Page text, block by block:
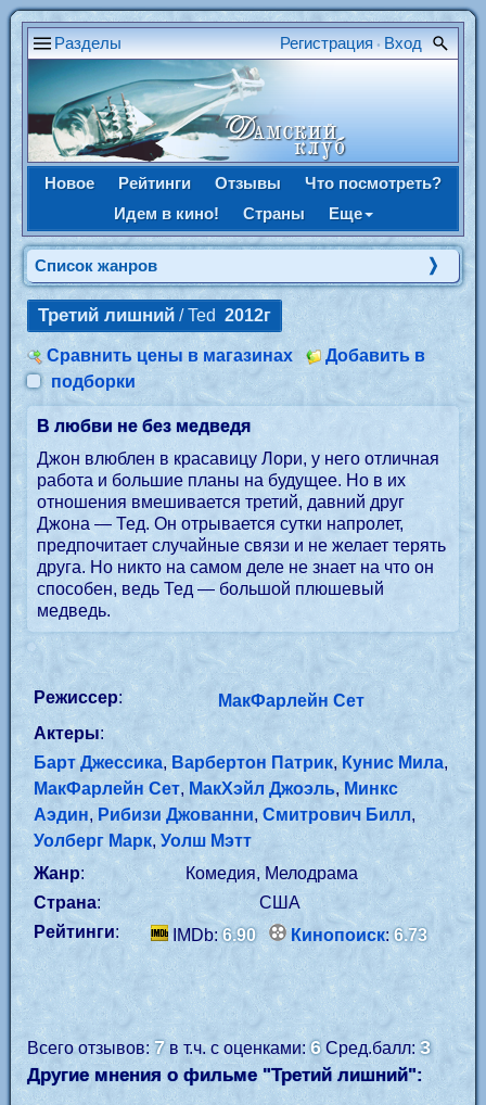
Разделы Регистрация • Вход
Новое Рейтинги Отзывы
Что посмотреть?
Идем в кино!
Страны Еще
Список жанров
Третий лишний / Ted 2012г
Сравнить цены в магазинах
Добавить в
подборки
В любви не без медведя
Джон влюблен в красавицу Лори, у него отличная
работа и большие планы на будущее. Но в их
отношения вмешивается третий, давний друг
Джона — Тед. Он отрывается сутки напролет,
предпочитает случайные связи и не желает терять
друга. Но никто на самом деле не знает на что он
способен, ведь Тед — большой плюшевый
медведь.
Режиссер:
МакФарлейн Сет
Актеры:
Барт Джессика, Варбертон Патрик, Кунис Мила,
МакФарлейн Сет, МакХэйл Джоэль, Минкс
Аэдин, Рибизи Джованни,Смитрович Билл,
Уолберг Марк, Уолш Мэтт
Жанр:
Комедия, Мелодрама
Страна:
США
Рейтинги: IMDb:6.90 Кинопоиск:6.73
Всего отзывов: 7в т.ч. с оценками:6Сред.балл: 3
Другие мнения о фильме "Третий лишний":